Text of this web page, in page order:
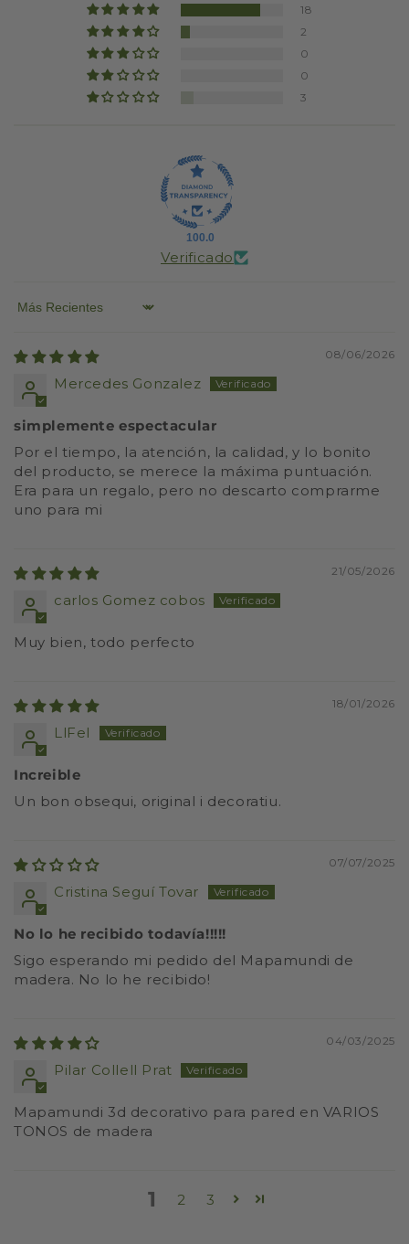
18
2
0
0
3
100.0
Verificado
Sort by
08/06/2026
Mercedes Gonzalez
simplemente espectacular
Por el tiempo, la atención, la calidad, y lo bonito
del producto, se merece la máxima puntuación.
Era para un regalo, pero no descarto comprarme
uno para mi
21/05/2026
carlos Gomez cobos
Muy bien, todo perfecto
18/01/2026
LlFel
Increible
Un bon obsequi, original i decoratiu.
07/07/2025
Cristina Seguí Tovar
No lo he recibido todavía!!!!!
Sigo esperando mi pedido del Mapamundi de
madera. No lo he recibido!
04/03/2025
Pilar Collell Prat
Mapamundi 3d decorativo para pared en VARIOS
TONOS de madera
1 2 3